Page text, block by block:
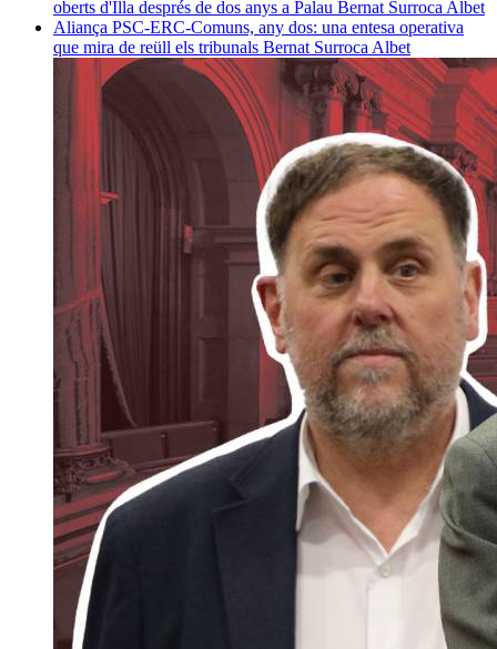
oberts d'Illa després de dos anys a Palau Bernat Surroca Albet
Aliança PSC-ERC-Comuns, any dos: una entesa operativa
que mira de reüll els tribunals Bernat Surroca Albet